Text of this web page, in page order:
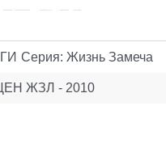
Серия: Жизнь
ЖЗЛ - 2010